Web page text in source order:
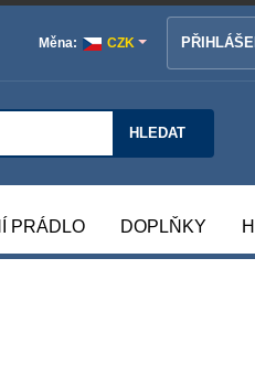
Měna: CZK
HLEDAT
PRÁDLO DOPLŇKY